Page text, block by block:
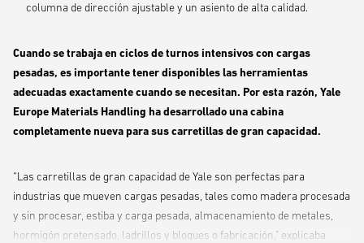
columna de dirección ajustable y un asiento de alta calidad.
Cuando se trabaja en ciclos de turnos intensivos con cargas
pesadas, es importante tener disponibles las herramientas
adecuadas exactamente cuando se necesitan. Por esta razón, Yale
Europe Materials Handling ha desarrollado una cabina
completamente nueva para sus carretillas de gran capacidad.
“Las carretillas de gran capacidad de Yale son perfectas para
industrias que mueven cargas pesadas, tales como madera procesada
y sin procesar, estiba y carga pesada, almacenamiento de metales,
hormigón pretensado, ladrillos y bloques o fabricación," explicaba